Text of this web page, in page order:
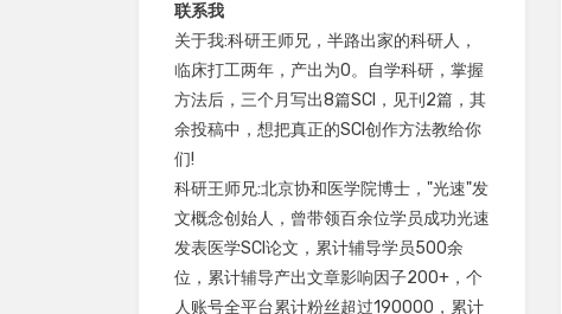
联系我
关于我:科研王师兄，半路出家的科研人，
临床打工两年，产出为0。自学科研，掌握
方法后，三个月写出8篇SCI，见刊2篇，其
余投稿中，想把真正的SCI创作方法教给你
们!
科研王师兄:北京协和医学院博士，"光速"发
文概念创始人，曾带领百余位学员成功光速
发表医学SCI论文，累计辅导学员500余
位，累计辅导产出文章影响因子200+，个
人账号全平台累计粉丝超过190000，累计